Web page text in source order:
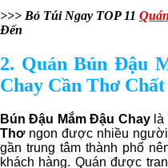
>>> Bỏ Túi Ngay TOP 11
Đến
2. Quán Bún Đậu
Chay Cần Thơ
Bún Đậu Mắm Đậu Chaylà
Thơngon được nhiều
gần trung tâm thành phố
khách hàng. Quán được